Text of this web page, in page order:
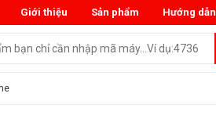
Hướng dẫn
Sản phẩm
Giới thiệu